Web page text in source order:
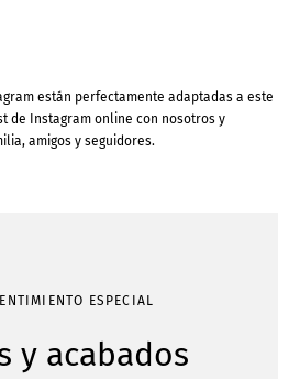
están perfectamente adaptadas a este
de Instagram online con nosotros y
amigos y seguidores.
ESPECIAL
y acabados